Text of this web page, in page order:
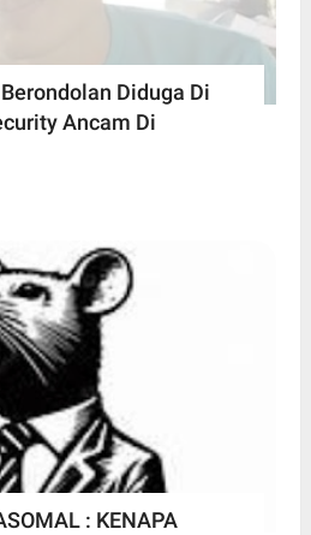
Diduga Di
Ancam Di
: KENAPA